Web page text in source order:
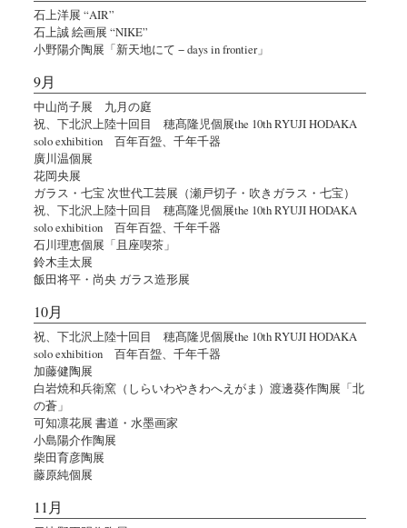
石上洋展 “AIR”
石上誠 絵画展 “NIKE”
小野陽介陶展「新天地にて − days in frontier」
9月
中山尚子展 九月の庭
祝、下北沢上陸十回目 穂髙隆児個展the 10th RYUJI HODAKA
solo exhibition 百年百盌、千年千器
廣川温個展
花岡央展
ガラス・七宝 次世代工芸展（瀬戸切子・吹きガラス・七宝）
祝、下北沢上陸十回目 穂髙隆児個展the 10th RYUJI HODAKA
solo exhibition 百年百盌、千年千器
石川理恵個展「且座喫茶」
鈴木圭太展
飯田将平・尚央 ガラス造形展
10月
祝、下北沢上陸十回目 穂髙隆児個展the 10th RYUJI HODAKA
solo exhibition 百年百盌、千年千器
加藤健陶展
白岩焼和兵衛窯（しらいわやきわへえがま）渡邊葵作陶展「北
の蒼」
可知凛花展 書道・水墨画家
小島陽介作陶展
柴田育彦陶展
藤原純個展
11月